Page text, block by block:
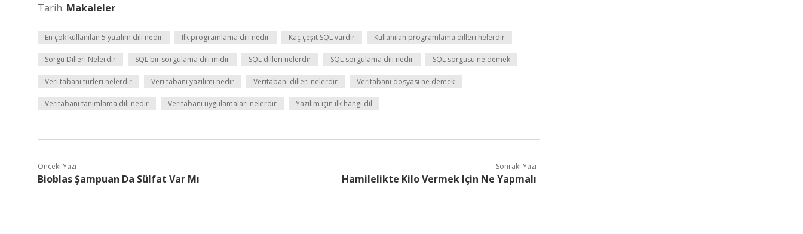
Tarih: Makaleler
En çok kullanılan 5 yazılım dili nedir Ilk programlama dili nedir Kaç çeşit SQL vardır Kullanılan programlama dilleri nelerdir
Sorgu Dilleri Nelerdir SQL bir sorgulama dili midir SQL dilleri nelerdir SQL sorgulama dili nedir SQL sorgusu ne demek
Veri tabanı türleri nelerdir Veri tabanı yazılımı nedir Veritabanı dilleri nelerdir Veritabanı dosyası ne demek
Veritabanı tanımlama dili nedir Veritabanı uygulamaları nelerdir Yazılım için ilk hangi dil
Önceki Yazı
Bioblas Şampuan Da Sülfat Var Mı
Sonraki Yazı
Hamilelikte Kilo Vermek Için Ne Yapmalı